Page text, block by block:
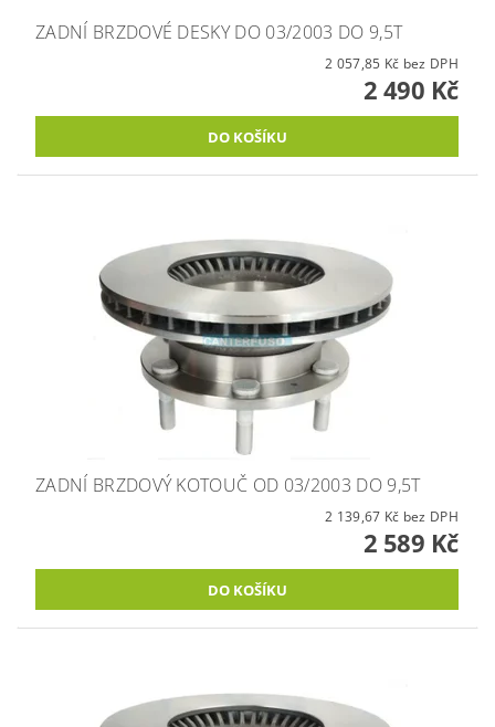
ZADNÍ BRZDOVÉ DESKY DO 03/2003 DO 9,5T
2 057,85 Kč bez DPH
2 490 Kč
ZADNÍ BRZDOVÝ KOTOUČ OD 03/2003 DO 9,5T
2 139,67 Kč bez DPH
2 589 Kč